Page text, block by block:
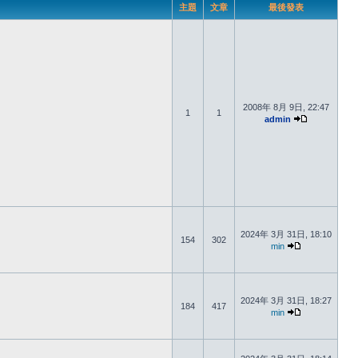
主題 文章 最後發表
1 1
2008年 8月 9日, 22:47
admin
154 302
2024年 3月 31日, 18:10
min
184 417
2024年 3月 31日, 18:27
min